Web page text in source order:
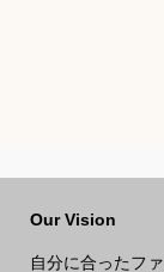
Our Vision
自分に合ったフ